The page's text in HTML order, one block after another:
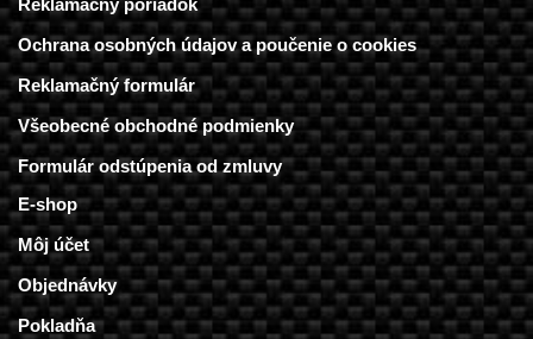
Reklamačný poriadok
Ochrana osobných údajov a poučenie o cookies
Reklamačný formulár
Všeobecné obchodné podmienky
Formulár odstúpenia od zmluvy
E-shop
Môj účet
Objednávky
Pokladňa